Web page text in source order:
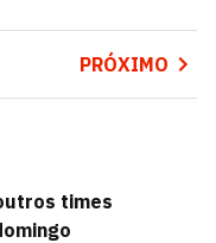
PRÓXIMO
times